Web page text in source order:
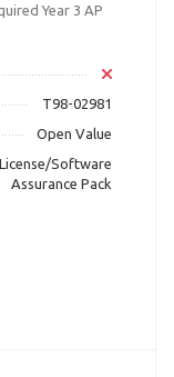
Year 3 AP
T98-02981
Open Value
License/Software
Assurance Pack